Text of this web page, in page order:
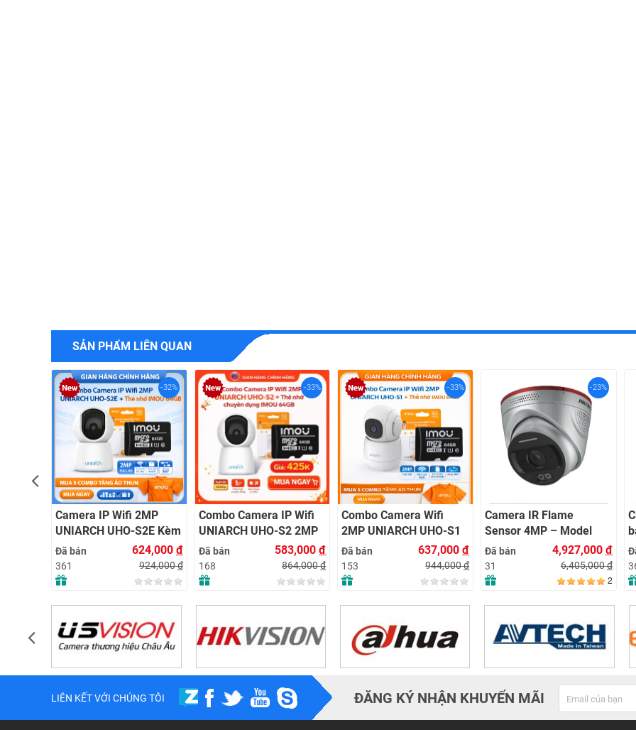
SẢN PHẨM LIÊN QUAN
-32%
IP Wifi 2MP
UHO-S2E Kèm
IMOU 64GB |
Xa | Dễ Lắp Đặt
624,000đ
924,000
-33%
Combo Camera IP Wifi
UNIARCH UHO-S2 2MP
Kèm Thẻ Nhớ IMOU
64GB | Phù Hợp Nhà &
Cửa Hàng
Đã bán
583,000đ
864,000
-33%
Combo Camera Wifi
2MP UNIARCH UHO-S1
+ Thẻ Nhớ IMOU 64GB |
Quan Sát 24/7 | Chính
Hãng
Đã bán
637,000đ
944,000
Camera IR Flame
Sensor 4MP – Model
HF-VR 343
Đã bán
4,927,000đ
6,405,000
Camera tích hợp
báo nhiệt 4MP –
HF-VH 243
Đã bán
LIÊN KẾT VỚI CHÚNG TÔI ĐĂNG KÝ NHẬN KHUYẾN MÃI